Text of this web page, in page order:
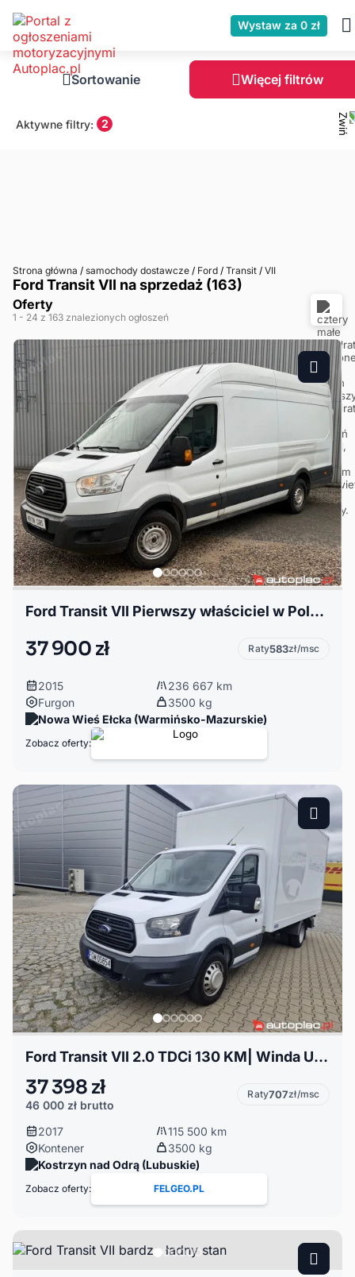
Wystaw za 0 zł
Sortowanie Więcej filtrów
Aktywne filtry: 2
Strona główna / samochody dostawcze / Ford / Transit / VII
Ford Transit VII na sprzedaż (163)
Oferty
1 - 24 z 163 znalezionych ogłoszeń
Ford Transit VII Pierwszy właściciel w Polsce
37 900 zł Raty583zł/msc
2015
236 667 km
Furgon
3500 kg
Nowa Wieś Ełcka (Warmińsko-Mazurskie)
Zobacz oferty:
Ford Transit VII 2.0 TDCi 130 KM| Winda UDT do 2028 | Bliźniak | DMC 3,5 t
37 398 zł
46 000 zł brutto
Raty707zł/msc
2017
115 500 km
Kontener
3500 kg
Kostrzyn nad Odrą (Lubuskie)
Zobacz oferty: FELGEO.PL